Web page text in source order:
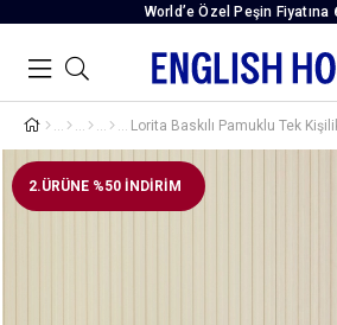
World’e Özel Peşin Fiyatına
Lorita Baskılı Pamuklu Tek
2.ÜRÜNE %50 İNDİRİM